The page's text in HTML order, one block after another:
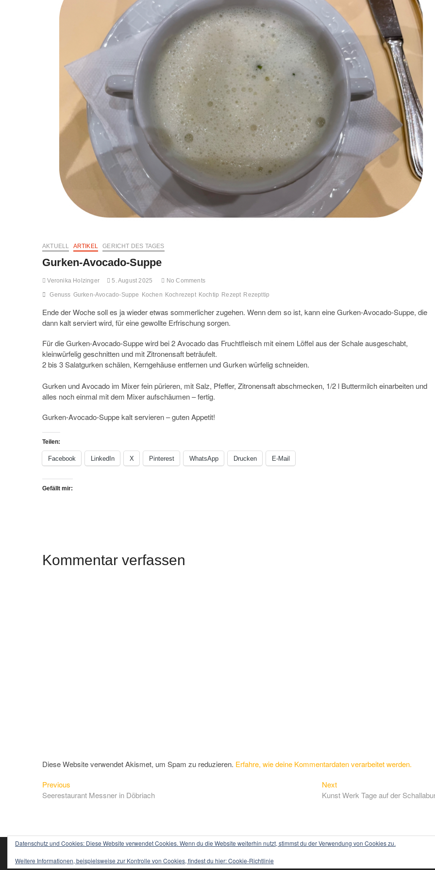
AKTUELL ARTIKEL GERICHT DES TAGES
Gurken-Avocado-Suppe
Veronika Holzinger 5. August 2025 No Comments
Genuss Gurken-Avocado-Suppe Kochen Kochrezept Kochtip Rezept Rezepttip
Ende der Woche soll es ja wieder etwas sommerlicher zugehen. Wenn dem so ist, kann eine Gurken-Avocado-Suppe, die
dann kalt serviert wird, für eine gewollte Erfrischung sorgen.
Für die Gurken-Avocado-Suppe wird bei 2 Avocado das Fruchtfleisch mit einem Löffel aus der Schale ausgeschabt,
kleinwürfelig geschnitten und mit Zitronensaft beträufelt.
2 bis 3 Salatgurken schälen, Kerngehäuse entfernen und Gurken würfelig schneiden.
Gurken und Avocado im Mixer fein pürieren, mit Salz, Pfeffer, Zitronensaft abschmecken, 1/2 l Buttermilch einarbeiten und
alles noch einmal mit dem Mixer aufschäumen – fertig.
Gurken-Avocado-Suppe kalt servieren – guten Appetit!
Teilen:
Facebook LinkedIn X Pinterest WhatsApp Drucken E-Mail
Gefällt mir:
Kommentar verfassen
Diese Website verwendet Akismet, um Spam zu reduzieren. Erfahre, wie deine Kommentardaten verarbeitet werden.
Beitragsnavigation
Previous
post:
Seerestaurant Messner in Döbriach
NextNext
post:
Kunst Werk Tage auf der
sempre-vita.com| Designed by:Theme Freesia© 2020WordPress
Datenschutz und Cookies: Diese Website verwendet Cookies. Wenn du die Website weiterhin nutzt, stimmst du der Verwendung von Cookies zu.
Weitere Informationen, beispielsweise zur Kontrolle von Cookies, findest du hier:Cookie-Richtlinie